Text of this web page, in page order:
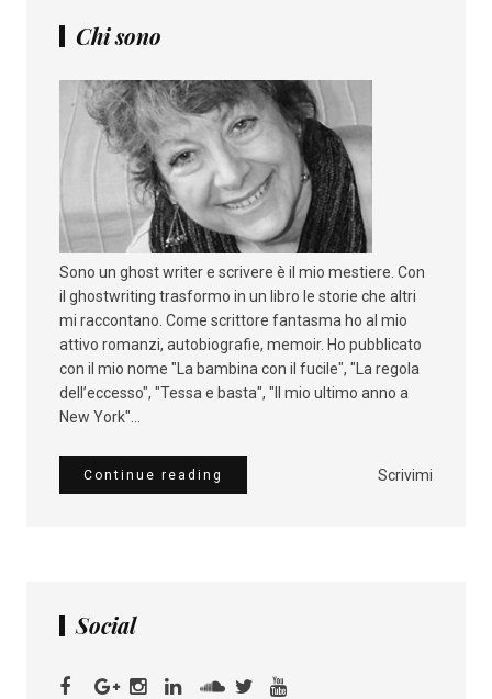
Chi sono
Sono un ghost writer e scrivere è il mio mestiere. Con
il ghostwriting trasformo in un libro le storie che altri
mi raccontano. Come scrittore fantasma ho al mio
attivo romanzi, autobiografie, memoir. Ho pubblicato
con il mio nome "La bambina con il fucile", "La regola
dell’eccesso", "Tessa e basta", "Il mio ultimo anno a
New York"...
Scrivimi
Continue reading
Social